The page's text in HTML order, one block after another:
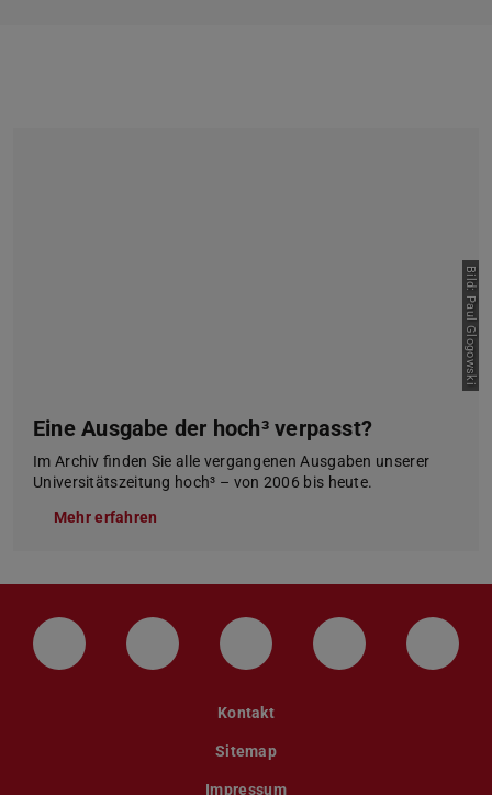
Bild: Paul Glogowski
Eine Ausgabe der hoch³ verpasst?
Im Archiv finden Sie alle vergangenen Ausgaben unserer
Universitätszeitung hoch³ – von 2006 bis heute.
Mehr erfahren
LinkedIn-Seite der TU Darmstadt
Instagram-Kanal der TU
Bluesky-Kanal der TU
Facebook-
Kontakt
Sitemap
Impressum